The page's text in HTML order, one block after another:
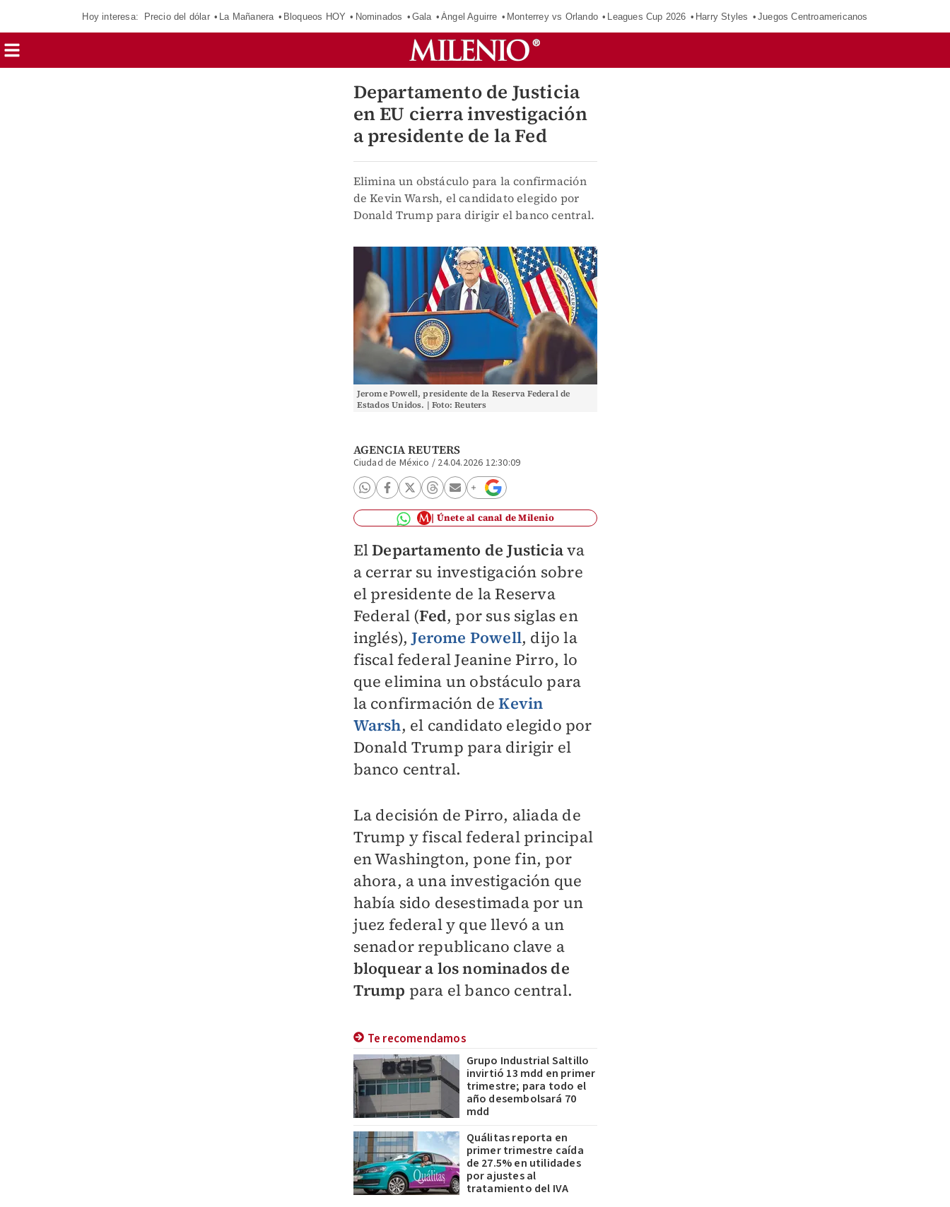
Hoy interesa: Precio del dólar La Mañanera Bloqueos HOY Nominados Gala Ángel Aguirre Monterrey vs Orlando Leagues Cup 2026 Harry Styles Juegos Centroamericanos
Departamento de Justicia
en EU cierra investigación
a presidente de la Fed
Elimina un obstáculo para la confirmación
de Kevin Warsh, el candidato elegido por
Donald Trump para dirigir el banco central.
Jerome Powell, presidente de la Reserva Federal de
Estados Unidos. | Foto: Reuters
AGENCIA REUTERS
Ciudad de México / 24.04.2026 12:30:09
Únete al canal de Milenio
ElDepartamento de Justiciava
a cerrar su investigación sobre
el presidente de la Reserva
Federal (Fed, por sus siglas en
inglés),Jerome Powell, dijo la
fiscal federal Jeanine Pirro, lo
que elimina un obstáculo para
la confirmación deKevin
Warsh, el candidato elegido por
Donald Trump para dirigir el
banco central.
La decisión de Pirro, aliada de
Trump y fiscal federal principal
en Washington, pone fin, por
ahora, a una investigación que
había sido desestimada por un
juez federal y que llevó a un
senador republicano clave a
bloquear a los nominados de
Trump para el banco central.
Te recomendamos
Grupo Industrial Saltillo
invirtió 13 mdd en primer
trimestre; para todo el
año desembolsará 70
mdd
Quálitas reporta en
primer trimestre caída
de 27.5% en utilidades
por ajustes al
tratamiento del IVA